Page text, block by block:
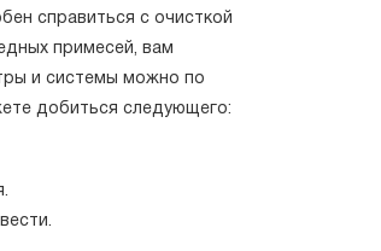
справиться с очисткой
примесей, вам
и системы можно по
добиться следующего: